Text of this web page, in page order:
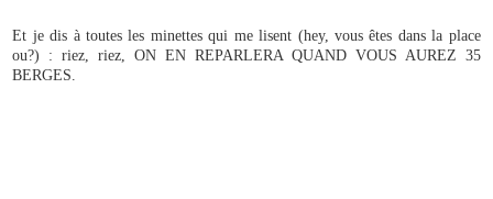
Et je dis à toutes les minettes qui me lisent (hey, vous êtes dans la place
ou?) : riez, riez, ON EN REPARLERA QUAND VOUS AUREZ 35
BERGES.